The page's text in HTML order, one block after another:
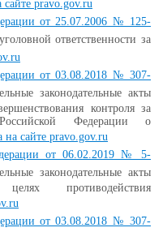
сайте pravo.gov.ru
от 25.07.2006 № 125-
ответственности за
от 03.08.2018 № 307-
законодательные акты
контроля за
Российской Федерации о
на сайте pravo.gov.ru
от 06.02.2019 № 5-
законодательные акты
противодействия
от 03.08.2018 № 307-